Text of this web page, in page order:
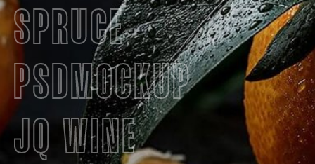
SPRUCE
PSDMOCKUP
JQ WINE